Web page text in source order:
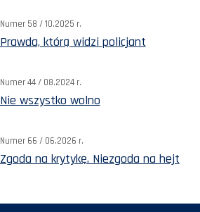
Numer 58 / 10.2025 r.
Prawda, którą widzi policjant
Numer 44 / 08.2024 r.
Nie wszystko wolno
Numer 66 / 06.2026 r.
Zgoda na krytykę. Niezgoda na hejt